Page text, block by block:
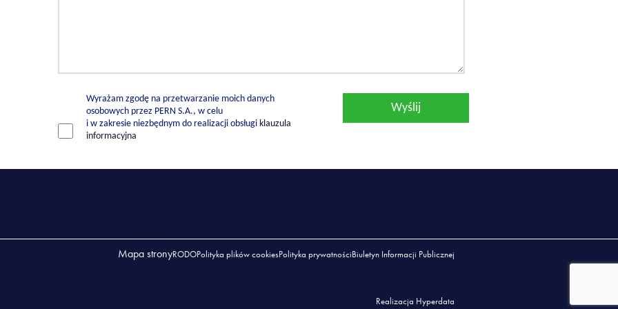
Wyrażam zgodę na przetwarzanie moich danych
osobowych przez PERN S.A., w celu
i w zakresie niezbędnym do realizacji obsługiklauzula
informacyjna
Mapa stronyRODOPolityka plików cookiesPolityka prywatnościBiuletyn Informacji Publicznej
Realizacja Hyperdata